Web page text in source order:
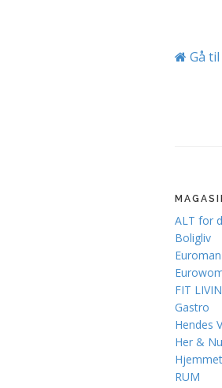
Gå
ALT for
Boligliv
Euroman
FIT
Gastro
Hendes
Her & Nu
Hjemmet
RUM